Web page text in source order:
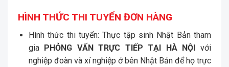
HÌNH THỨC THI TUYỂN ĐƠN HÀNG
Hình thức thi tuyển: Thực tập sinh Nhật Bản tham
gia PHỎNG VẤN TRỰC TIẾP TẠI HÀ NỘI với
nghiệp đoàn và xí nghiệp ở bên Nhật Bản để họ trực